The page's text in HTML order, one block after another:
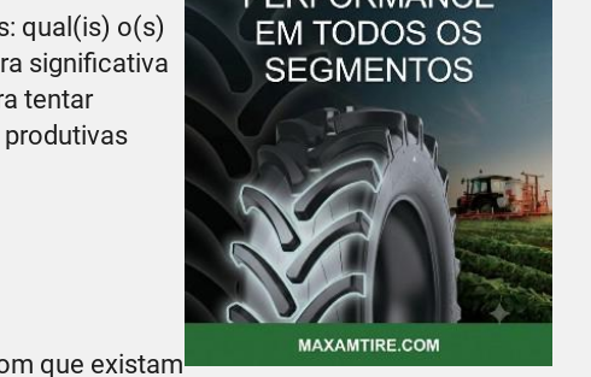
qual(is) o(s)
significativa
tentar
que existam